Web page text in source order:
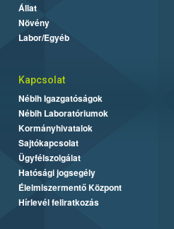
Állat
Növény
Labor/Egyéb
Kapcsolat
Nébih Igazgatóságok
Nébih Laboratóriumok
Kormányhivatalok
Sajtókapcsolat
Ügyfélszolgálat
Hatósági jogsegély
Élelmiszermentő Központ
Hírlevél feliratkozás